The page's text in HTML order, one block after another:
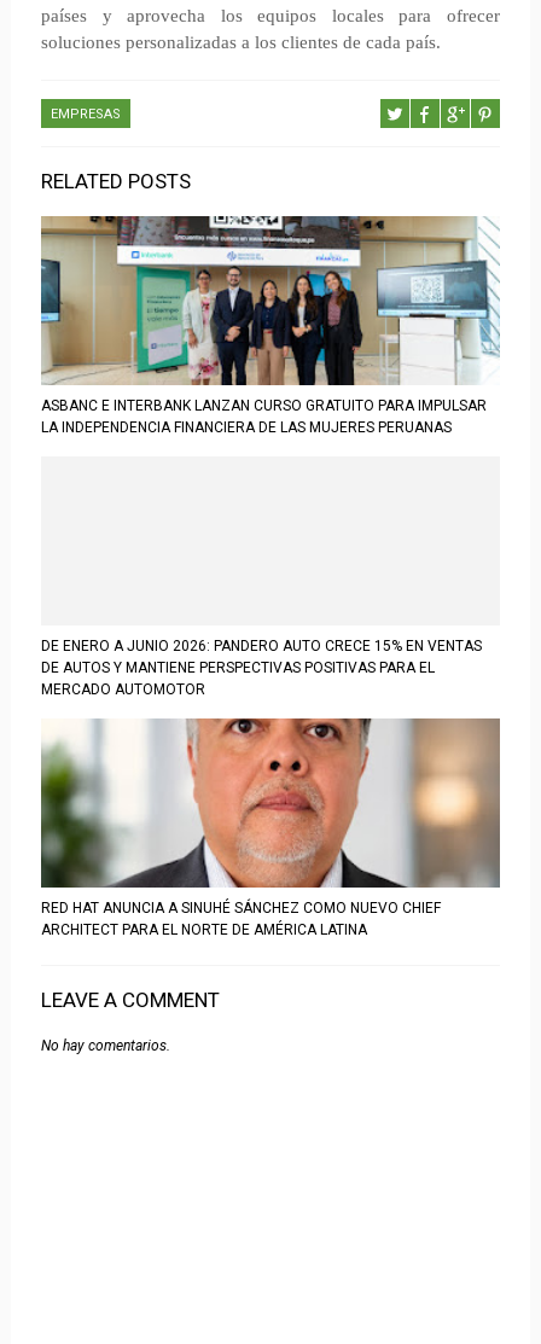
países y aprovecha los equipos locales para ofrecer
soluciones personalizadas a los clientes de cada país.
EMPRESAS
RELATED POSTS
ASBANC E INTERBANK LANZAN CURSO GRATUITO PARA IMPULSAR
LA INDEPENDENCIA FINANCIERA DE LAS MUJERES PERUANAS
DE ENERO A JUNIO 2026: PANDERO AUTO CRECE 15% EN VENTAS
DE AUTOS Y MANTIENE PERSPECTIVAS POSITIVAS PARA EL
MERCADO AUTOMOTOR
RED HAT ANUNCIA A SINUHÉ SÁNCHEZ COMO NUEVO CHIEF
ARCHITECT PARA EL NORTE DE AMÉRICA LATINA
LEAVE A COMMENT
No hay comentarios.